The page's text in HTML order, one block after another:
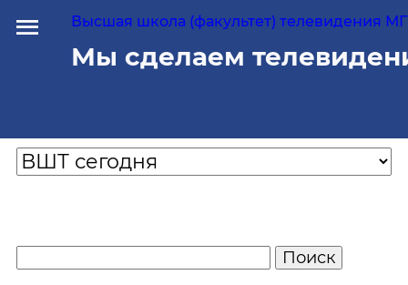
Высшая школа (факультет) телевидения
Мы сделаем